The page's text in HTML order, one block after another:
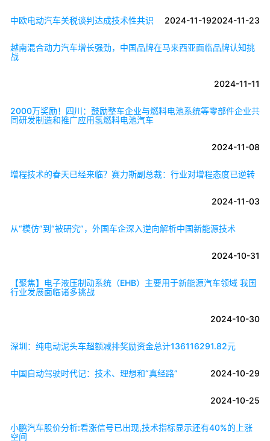
2024-11-23
中欧电动汽车关税谈判达成技术性共识 2024-11-19
越南混合动力汽车增长强劲，中国品牌在马来西亚面临品牌认知挑
战
2024-11-11
2000万奖励！四川：鼓励整车企业与燃料电池系统等零部件企业共
同研发制造和推广应用氢燃料电池汽车
2024-11-08
增程技术的春天已经来临？赛力斯副总裁：行业对增程态度已逆转
2024-11-03
从“模仿”到“被研究”，外国车企深入逆向解析中国新能源技术
2024-10-31
【聚焦】电子液压制动系统（EHB）主要用于新能源汽车领域 我国
行业发展面临诸多挑战
2024-10-30
深圳：纯电动泥头车超额减排奖励资金总计136116291.82元
2024-10-29
中国自动驾驶时代记：技术、理想和“真经路”
2024-10-25
小鹏汽车股价分析:看涨信号已出现,技术指标显示还有40%的上涨
空间